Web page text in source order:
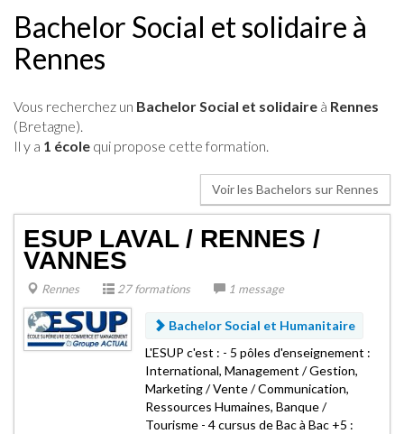
Bachelor Social et solidaire à
Rennes
Vous recherchez un Bachelor Social et solidaire à Rennes
(Bretagne).
Il y a 1 école qui propose cette formation.
Voir les Bachelors sur Rennes
ESUP LAVAL / RENNES /
VANNES
Rennes 27 formations 1 message
Bachelor Social et Humanitaire
L'ESUP c'est : - 5 pôles d'enseignement :
International, Management / Gestion,
Marketing / Vente / Communication,
Ressources Humaines, Banque /
Tourisme - 4 cursus de Bac à Bac +5 :